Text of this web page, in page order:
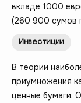
вкладе 1000
(260 900 сумов
Инвестиции
В теории
приумножения
ценные бумаги.